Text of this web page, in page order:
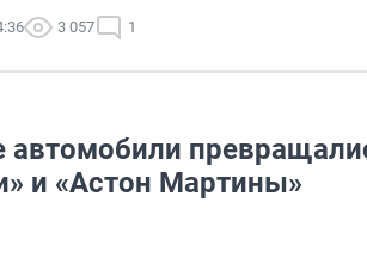
3 057 1
и «Астон Мартины»